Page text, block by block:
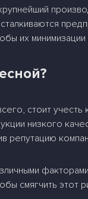
их минимизации
стоит
низкого
репутацию
смягчить этот